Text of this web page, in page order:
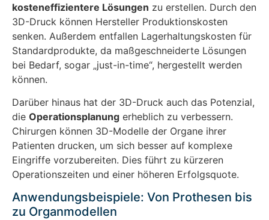
kosteneffizientere Lösungen zu erstellen. Durch den
3D-Druck können Hersteller Produktionskosten
senken. Außerdem entfallen Lagerhaltungskosten für
Standardprodukte, da maßgeschneiderte Lösungen
bei Bedarf, sogar „just-in-time“, hergestellt werden
können.
Darüber hinaus hat der 3D-Druck auch das Potenzial,
die Operationsplanung erheblich zu verbessern.
Chirurgen können 3D-Modelle der Organe ihrer
Patienten drucken, um sich besser auf komplexe
Eingriffe vorzubereiten. Dies führt zu kürzeren
Operationszeiten und einer höheren Erfolgsquote.
Anwendungsbeispiele: Von Prothesen bis
zu Organmodellen